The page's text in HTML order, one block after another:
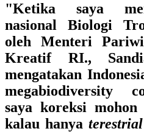
"Ketika saya
nasional Biologi
oleh Menteri
Kreatif RI.,
mengatakan
megabiodiversity
saya koreksi
kalau hanya